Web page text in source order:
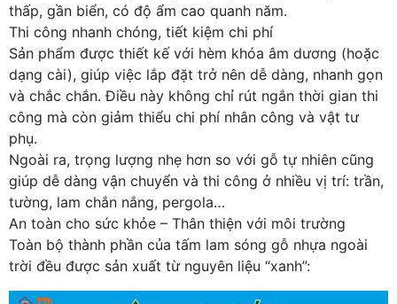
thấp, gần biển, có độ ẩm cao quanh năm.
Thi công nhanh chóng, tiết kiệm chi phí
Sản phẩm được thiết kế với hèm khóa âm dương (hoặc
dạng cài), giúp việc lắp đặt trở nên dễ dàng, nhanh gọn
và chắc chắn. Điều này không chỉ rút ngắn thời gian thi
công mà còn giảm thiểu chi phí nhân công và vật tư
phụ.
Ngoài ra, trọng lượng nhẹ hơn so với gỗ tự nhiên cũng
giúp dễ dàng vận chuyển và thi công ở nhiều vị trí: trần,
tường, lam chắn nắng, pergola…
An toàn cho sức khỏe – Thân thiện với môi trường
Toàn bộ thành phần của tấm lam sóng gỗ nhựa ngoài
trời đều được sản xuất từ nguyên liệu “xanh”: